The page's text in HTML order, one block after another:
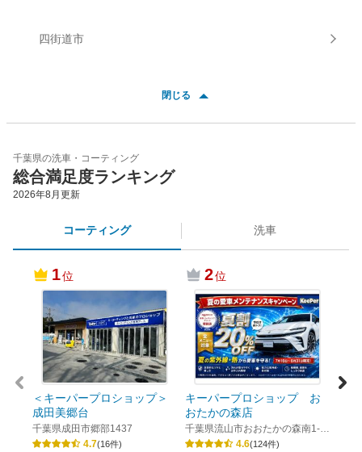
四街道市
閉じる
千葉県の洗車・コーティング
総合満足度ランキング
2026年8月更新
コーティング 洗車
1位
＜キーパープロショップ＞
成田美郷台
千葉県成田市郷部1437
4.7(16件)
2位
キーパープロショップ お
おたかの森店
千葉県流山市おおたかの森南1-
24-1
4.6(124件)
はサ